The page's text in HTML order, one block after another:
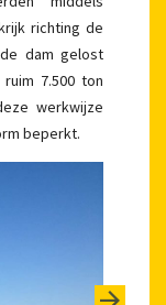
richting de
dam gelost
7.500 ton
werkwijze
beperkt.